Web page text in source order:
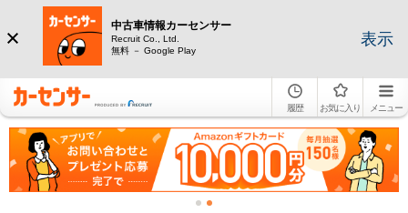
中古車情報カーセンサー
Recruit Co., Ltd.
無料 － Google Play
表示
履歴 お気に入り メニュー